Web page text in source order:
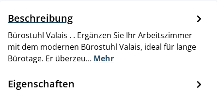
Beschreibung
Bürostuhl Valais . . Ergänzen Sie Ihr Arbeitszimmer
mit dem modernen Bürostuhl Valais, ideal für lange
Bürotage. Er überzeu… Mehr
Eigenschaften